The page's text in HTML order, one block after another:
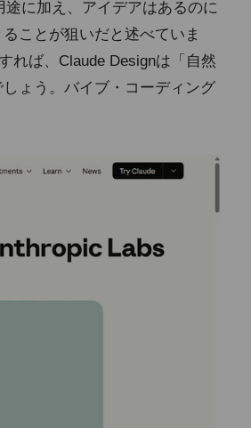
に加え、アイデアはあるのに
ことが狙いだと述べていま
れば、Claude Designは「自然
ょう。バイブ・コーディング